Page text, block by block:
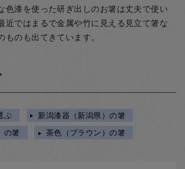
色漆を使った研ぎ出しのお箸は丈夫で使い
近ではまるで金属や竹に見える見立て箸な
ものも出てきています。
ぶ
新潟漆器（新潟県）の箸
の箸
茶色（ブラウン）の箸